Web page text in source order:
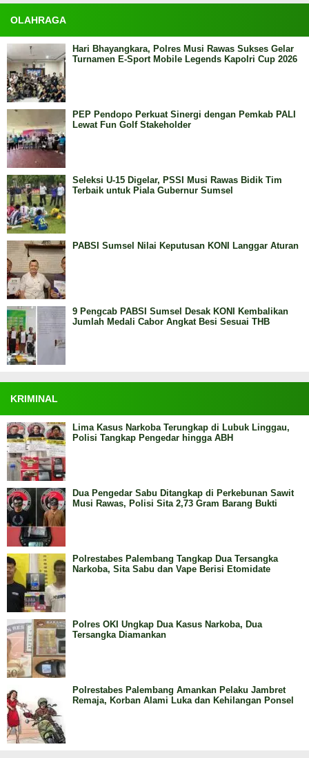
OLAHRAGA
Hari Bhayangkara, Polres Musi Rawas Sukses Gelar
Turnamen E-Sport Mobile Legends Kapolri Cup 2026
PEP Pendopo Perkuat Sinergi dengan Pemkab PALI
Lewat Fun Golf Stakeholder
Seleksi U-15 Digelar, PSSI Musi Rawas Bidik Tim
Terbaik untuk Piala Gubernur Sumsel
PABSI Sumsel Nilai Keputusan KONI Langgar Aturan
9 Pengcab PABSI Sumsel Desak KONI Kembalikan
Jumlah Medali Cabor Angkat Besi Sesuai THB
KRIMINAL
Lima Kasus Narkoba Terungkap di Lubuk Linggau,
Polisi Tangkap Pengedar hingga ABH
Dua Pengedar Sabu Ditangkap di Perkebunan Sawit
Musi Rawas, Polisi Sita 2,73 Gram Barang Bukti
Polrestabes Palembang Tangkap Dua Tersangka
Narkoba, Sita Sabu dan Vape Berisi Etomidate
Polres OKI Ungkap Dua Kasus Narkoba, Dua
Tersangka Diamankan
Polrestabes Palembang Amankan Pelaku Jambret
Remaja, Korban Alami Luka dan Kehilangan Ponsel